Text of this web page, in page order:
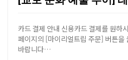
카드 결제 안내 신용카드 결제를 원하
페이지의 [마이리얼트립 주문] 버튼을
바랍니다…